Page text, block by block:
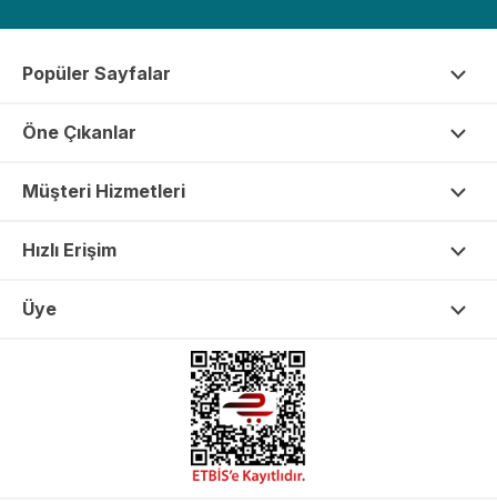
Popüler Sayfalar
Öne Çıkanlar
Müşteri Hizmetleri
Hızlı Erişim
Üye